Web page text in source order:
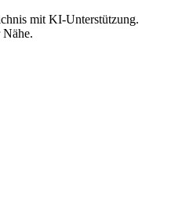
mit KI-Unterstützung.